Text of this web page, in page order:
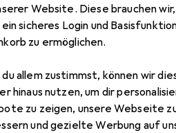
Website. Diese brauchen
ein sicheres Login und
zu ermöglichen.
du allem zustimmst, können wir
hinaus nutzen, um dir
zu zeigen, unsere Webseite
und gezielte Werbung auf
EUR
111,73
Meindl
Zubehör für